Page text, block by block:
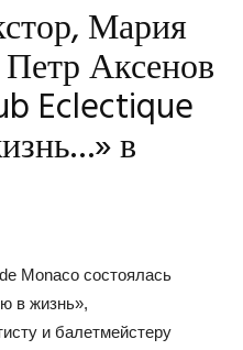
Мария
Аксенов
Eclectique
в
Monaсo состоялась
в жизнь»,
и балетмейстеру